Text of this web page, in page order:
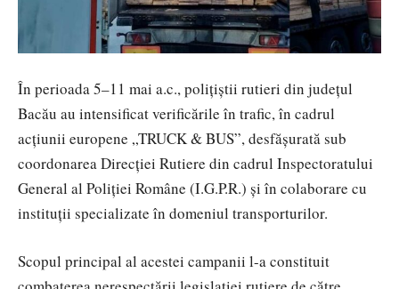
În perioada 5–11 mai a.c., polițiștii rutieri din județul
Bacău au intensificat verificările în trafic, în cadrul
acțiunii europene „TRUCK & BUS”, desfășurată sub
coordonarea Direcției Rutiere din cadrul Inspectoratului
General al Poliției Române (I.G.P.R.) și în colaborare cu
instituții specializate în domeniul transporturilor.
Scopul principal al acestei campanii l-a constituit